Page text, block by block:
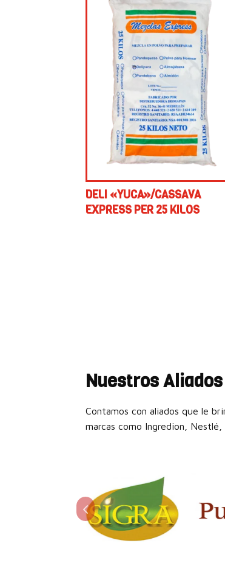
DELI «YUCA»/CASSAVA
EXPRESS PER 25 KILOS
Nuestros Aliados
Contamos con aliados que le
marcas como Ingredion,